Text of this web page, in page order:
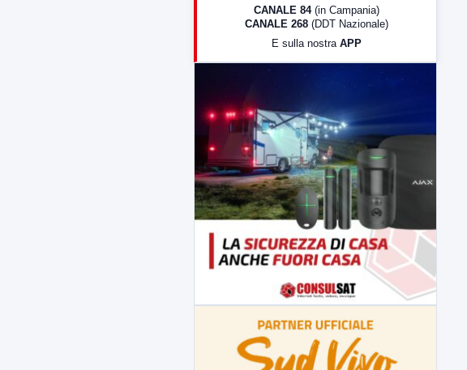
LabNews (Diretta)
CANALE 84 (in Campania)
CANALE 268 (DDT Nazionale)
E sulla nostra APP